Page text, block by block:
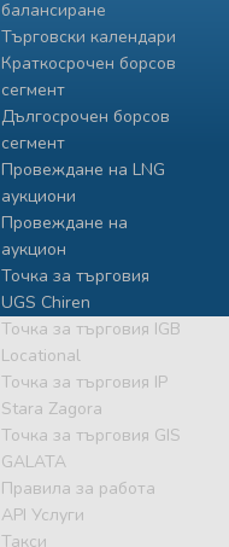
балансиране
Търговски календари
Краткосрочен борсов
сегмент
Дългосрочен борсов
сегмент
Провеждане на LNG
аукциони
Провеждане на
аукцион
Точка за търговия
UGS Chiren
Точка за търговия IGB
Locational
Точка за търговия IP
Stara Zagora
Точка за търговия GIS
GALATA
Правила за работа
API Услуги
Такси